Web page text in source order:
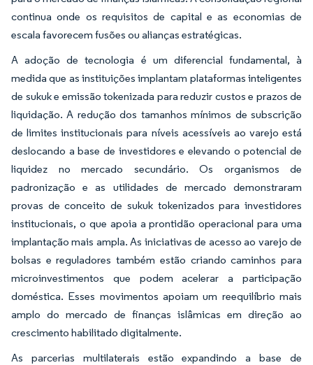
continua onde os requisitos de capital e as economias de
escala favorecem fusões ou alianças estratégicas.
A adoção de tecnologia é um diferencial fundamental, à
medida que as instituições implantam plataformas inteligentes
de sukuk e emissão tokenizada para reduzir custos e prazos de
liquidação. A redução dos tamanhos mínimos de subscrição
de limites institucionais para níveis acessíveis ao varejo está
deslocando a base de investidores e elevando o potencial de
liquidez no mercado secundário. Os organismos de
padronização e as utilidades de mercado demonstraram
provas de conceito de sukuk tokenizados para investidores
institucionais, o que apoia a prontidão operacional para uma
implantação mais ampla. As iniciativas de acesso ao varejo de
bolsas e reguladores também estão criando caminhos para
microinvestimentos que podem acelerar a participação
doméstica. Esses movimentos apoiam um reequilíbrio mais
amplo do mercado de finanças islâmicas em direção ao
crescimento habilitado digitalmente.
As parcerias multilaterais estão expandindo a base de